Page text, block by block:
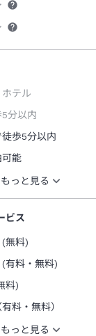
テル
分以内
歩5分以内
可能
もっと見る
ビス
(無料)
有料・無料)
料)
料・無料）
もっと見る